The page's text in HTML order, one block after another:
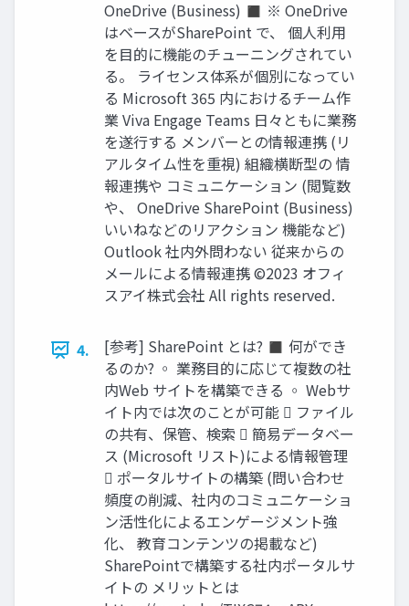
OneDrive (Business) ◼ ※ OneDrive
はベースがSharePoint で、 個人利用
を目的に機能のチューニングされてい
る。 ライセンス体系が個別になってい
る Microsoft 365 内におけるチーム作
業 Viva Engage Teams 日々ともに業務
を遂行する メンバーとの情報連携 (リ
アルタイム性を重視) 組織横断型の 情
報連携や コミュニケーション (閲覧数
や、 OneDrive SharePoint (Business)
いいねなどのリアクション 機能など)
Outlook 社内外問わない 従来からの
メールによる情報連携 ©2023 オフィ
スアイ株式会社 All rights reserved.
4.
[参考] SharePoint とは? ◼ 何ができ
るのか? ◦ 業務目的に応じて複数の社
内Web サイトを構築できる ◦ Webサ
イト内では次のことが可能  ファイル
の共有、保管、検索  簡易データベー
ス (Microsoft リスト)による情報管理
 ポータルサイトの構築 (問い合わせ
頻度の削減、社内のコミュニケーショ
ン活性化によるエンゲージメント強
化、 教育コンテンツの掲載など)
SharePointで構築する社内ポータルサ
イトの メリットとは